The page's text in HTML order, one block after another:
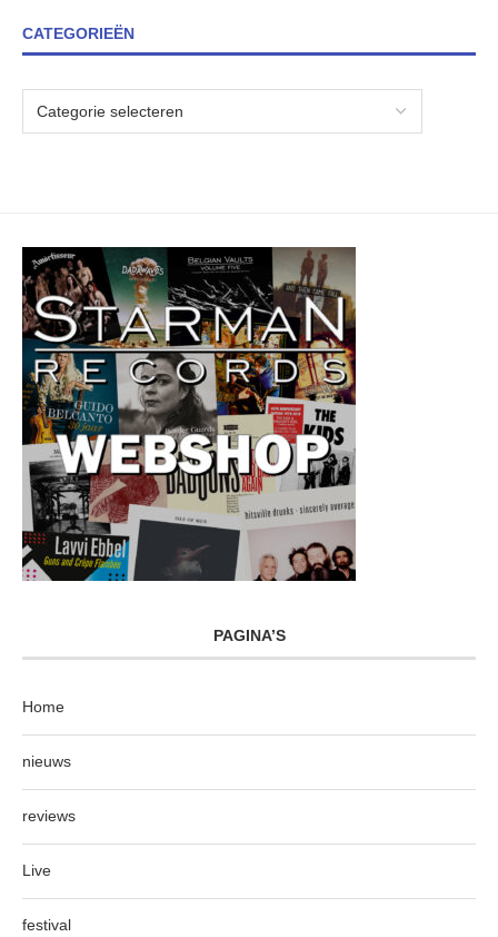
CATEGORIEËN
PAGINA’S
Home
nieuws
reviews
Live
festival